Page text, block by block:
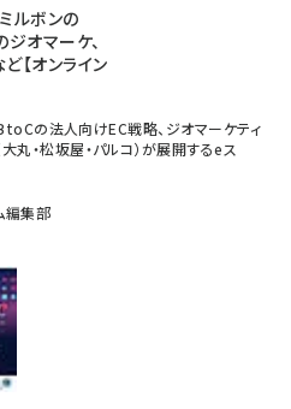
ルボンの
オマーケ、
【オンライン
の法人向けEC戦略、ジオマーケティ
丸・松坂屋・パルコ）が展開するeス
編集部